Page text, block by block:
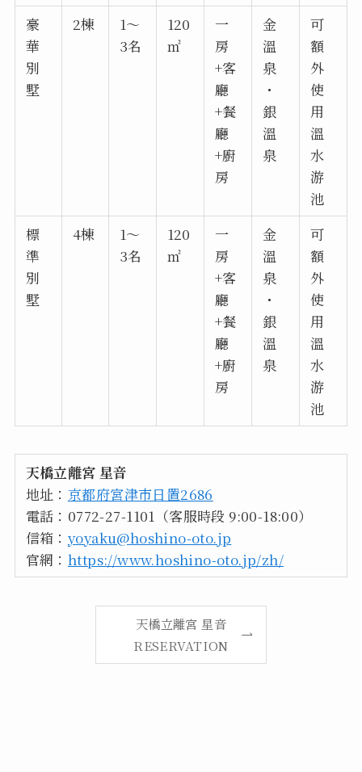
豪
華
別
墅
2棟
1～
3名
120
㎡
一
房
+客
廳
+餐
廳
+廚
房
金
溫
泉
・
銀
溫
泉
可
額
外
使
用
溫
水
游
池
標
準
別
墅
4棟
1～
3名
120
㎡
一
房
+客
廳
+餐
廳
+廚
房
金
溫
泉
・
銀
溫
泉
可
額
外
使
用
溫
水
游
池
天橋立離宮 星音
地址： 京都府宮津市日置2686
電話：0772-27-1101（客服時段 9:00-18:00）
信箱： yoyaku@hoshino-oto.jp
官網： https://www.hoshino-oto.jp/zh/
天橋立離宮 星音
RESERVATION